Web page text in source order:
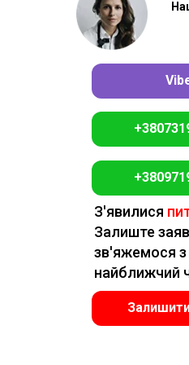
З'явилися
Залиште
зв'яжемося з
найближчий